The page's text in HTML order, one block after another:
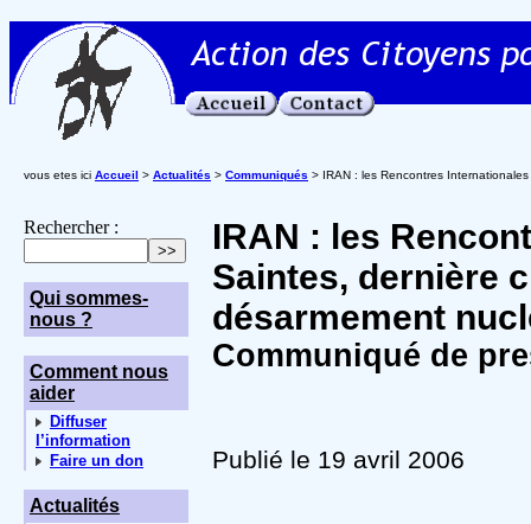
vous etes ici Accueil > Actualités > Communiqués > IRAN : les Rencontres
Rechercher :
Qui sommes-
nous ?
Comment nous
aider
Diffuser
l’information
Faire un don
Actualités
IRAN : les
Saintes, dernière
désarmement
Communiqué de
Publié le 19 avril 2006